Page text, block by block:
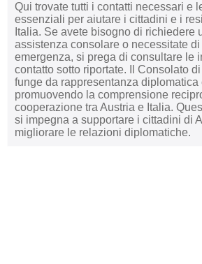
Qui trovate tutti i contatti necessari e
essenziali per aiutare i cittadini e i
Italia. Se avete bisogno di richiedere
assistenza consolare o necessitate
emergenza, si prega di consultare le
contatto sotto riportate. Il Consolato
funge da rappresentanza diplomatica
promuovendo la comprensione
cooperazione tra Austria e Italia.
si impegna a supportare i cittadini di
migliorare le relazioni diplomatiche.